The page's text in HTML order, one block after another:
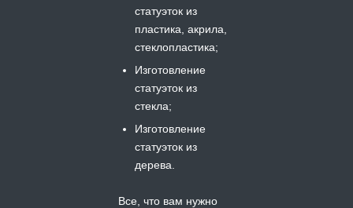
статуэток из
пластика, акрила,
стеклопластика;
Изготовление
статуэток из
стекла;
Изготовление
статуэток из
дерева.
Все, что вам нужно